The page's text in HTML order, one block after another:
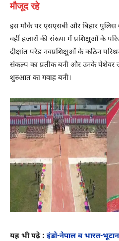
मौजूद रहे
इस मौके पर एसएसबी और बिहार पुलिस
वहीं हजारों की संख्या में प्रशिक्षुओं के
दीक्षांत परेड नवप्रशिक्षुओं के कठिन
संकल्प का प्रतीक बनी और उनके पेशेवर
शुरुआत का गवाह बनी।
यह भी पढ़े : इंडो-नेपाल व भारत-